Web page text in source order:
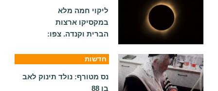
ליקוי חמה מלא
במקסיקו ארצות
הברית וקנדה. צפו:
חדשות
נס מטורף: נולד תינוק לאב
בן 88